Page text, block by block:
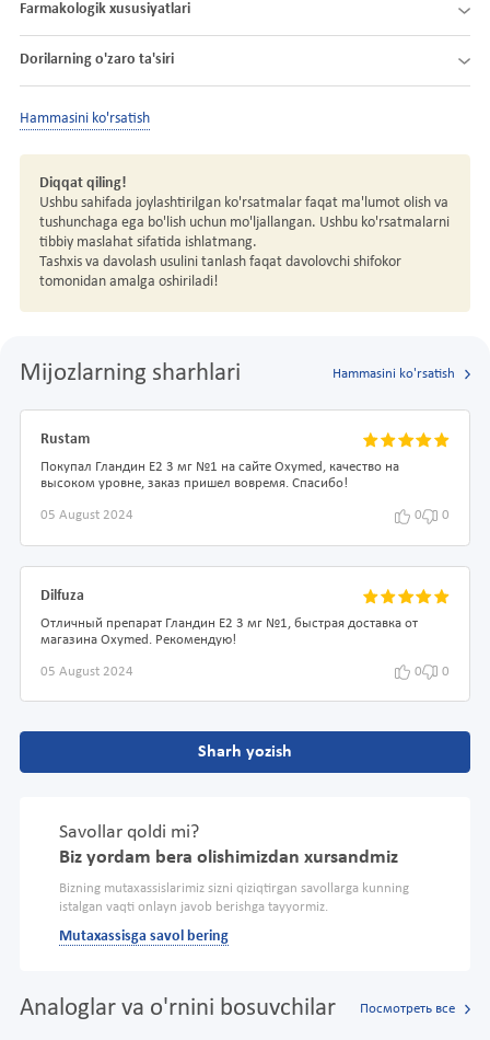
Farmakologik xususiyatlari
Dorilarning o'zaro ta'siri
Hammasini ko'rsatish
Diqqat qiling!
Ushbu sahifada joylashtirilgan ko'rsatmalar faqat ma'lumot olish va
tushunchaga ega bo'lish uchun mo'ljallangan. Ushbu ko'rsatmalarni
tibbiy maslahat sifatida ishlatmang.
Tashxis va davolash usulini tanlash faqat davolovchi shifokor
tomonidan amalga oshiriladi!
Mijozlarning sharhlari Hammasini ko'rsatish
Rustam
Покупал Гландин Е2 3 мг №1 на сайте Oxymed, качество на
высоком уровне, заказ пришел вовремя. Спасибо!
05 August 2024 0 0
Dilfuza
Отличный препарат Гландин Е2 3 мг №1, быстрая доставка от
магазина Oxymed. Рекомендую!
05 August 2024 0 0
Sharh yozish
Savollar qoldi mi?
Biz yordam bera olishimizdan xursandmiz
Bizning mutaxassislarimiz sizni qiziqtirgan savollarga kunning
istalgan vaqti onlayn javob berishga tayyormiz.
Mutaxassisga savol bering
Analoglar va o'rnini bosuvchilar Посмотреть все